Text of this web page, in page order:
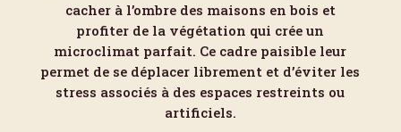
cacher à l’ombre des maisons en bois et
profiter de la végétation qui crée un
microclimat parfait. Ce cadre paisible leur
permet de se déplacer librement et d’éviter les
stress associés à des espaces restreints ou
artificiels.